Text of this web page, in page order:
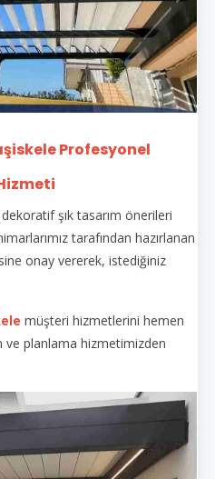
Profesyonel
şık tasarım önerileri
tarafından hazırlanan
onay vererek, istediğiniz
müşteri hizmetlerini hemen
ve planlama hizmetimizden